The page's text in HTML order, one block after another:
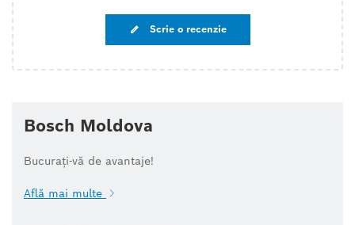
Scrie o recenzie
Bosch Moldova
Bucurați-vă de avantaje!
Află mai multe